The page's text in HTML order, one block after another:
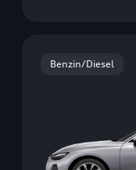
Benzin/Diesel